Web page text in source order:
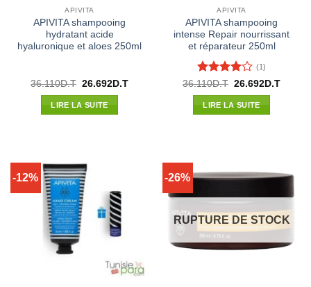
APIVITA
APIVITA shampooing
hydratant acide
hyaluronique et aloes 250ml
36.110D.T Le
initial
était :
26.692D.TLe
LIRE LA SUITE
APIVITA
APIVITA shampooing
intense Repair nourrissant
et réparateur 250ml
Note4
sur 5
(1)
36.110D.T Le
initial
était :
26.692D.TLe
LIRE LA SUITE
-12% -26%
RUPTURE DE STOCK